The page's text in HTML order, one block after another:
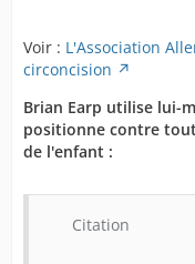
Voir : L'Association
circoncision
Brian Earp utilise lui-
positionne contre
de l'enfant :
Citation